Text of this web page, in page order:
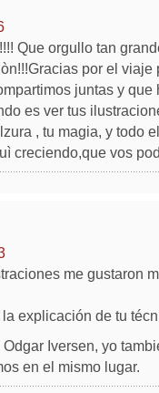
Que orgullo tan
por el
juntas y que
es ver tus
, tu magia, y todo
creciendo,que vos
me gustaron
explicación de tu
Iversen, yo
en el mismo lugar.